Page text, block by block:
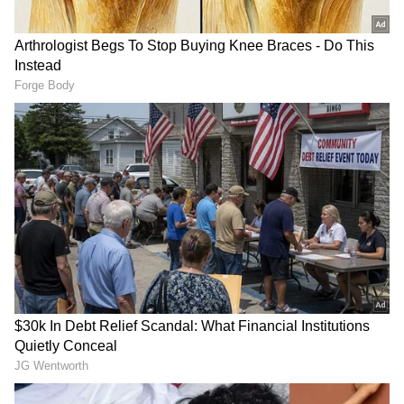
Related Articles
Nita Ambani: ಮುಕೇಶ್ ಅಂಬಾನಿ ಪತ್ನಿಯ
ಐಷಾರಾಮಿ ಜೀವನಶೈಲಿ, ಆದಾಯ ಕೇಳಿದ್ರೆ ಶಾಕ್
nita ambani : ಬಿಲ್‌ ಕ್ಲಿಂಟನ್ ಜೊತೆ ಡೇಟ್‌ ಗೆ
ಹೋಗ್ತೇನೆ ಎಂದ ನೀತಾ ಅಂಬಾನಿ…!
RECOMMENDED STORIES
Gold Tops: ಈ ಕಿವಿಯೋಲೆಗಳ
ಡಿಸೈನ್ ತುಂಬಾ ಸ್ಪೆಷಲ್:
ನೋಡಿದ್ರೆ ಮನಸೋಲ್ತೀರಾ!
ಕೈ-ಕಾಲಿಗೆ ಹಚ್ಚುವ ಮೆಹಂದಿ ಗಾಢ
ಬಣ್ಣ ಬರಬೇಕಾ? ಸುಲಭದ ಟಿಪ್ಸ್​
ಫಾಲೋ ಮಾಡಿ ಅಂದ ನೋಡಿ